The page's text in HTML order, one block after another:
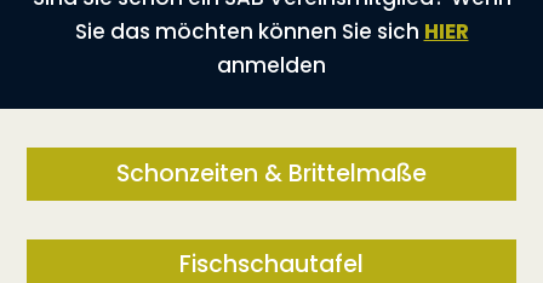
Sie das möchten können Sie sich HIER
anmelden
Schonzeiten & Brittelmaße
Fischschautafel